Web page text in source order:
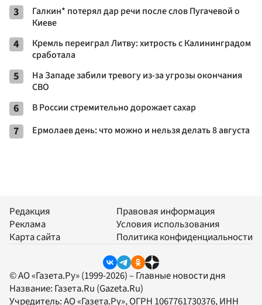
3
Галкин* потерял дар речи после слов Пугачевой о
Киеве
4
Кремль переиграл Литву: хитрость с Калининградом
сработала
5
На Западе забили тревогу из-за угрозы окончания
СВО
6 В России стремительно дорожает сахар
7 Ермолаев день: что можно и нельзя делать 8 августа
Редакция
Реклама
Карта сайта
Правовая информация
Условия использования
Политика конфиденциальности
© АО «Газета.Ру» (1999-2026) – Главные новости дня
Название: Газета.Ru (Gazeta.Ru)
Учредитель:АО «Газета.Ру», ОГРН 1067761730376, ИНН